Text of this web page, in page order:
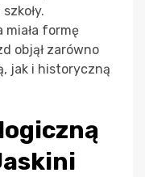
miała formę
objął zarówno
jak i historyczną